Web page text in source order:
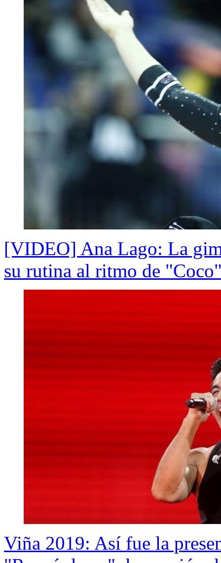
[VIDEO] Ana Lago: La
su rutina al ritmo de
Viña 2019: Así fue la